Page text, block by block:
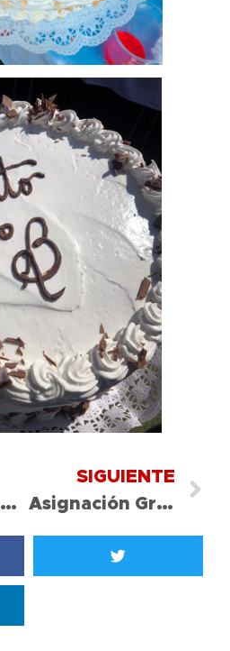
Periodo de publicación de resultados listas de espera
SIGUIENTE
Asignación Grupos PDT